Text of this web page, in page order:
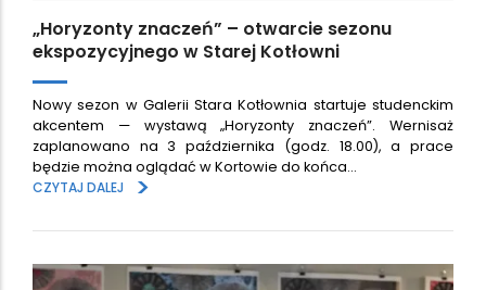
„Horyzonty znaczeń” – otwarcie sezonu
ekspozycyjnego w Starej Kotłowni
Nowy sezon w Galerii Stara Kotłownia startuje studenckim
akcentem — wystawą „Horyzonty znaczeń”. Wernisaż
zaplanowano na 3 października (godz. 18.00), a prace
będzie można oglądać w Kortowie do końca…
CZYTAJ DALEJ
>